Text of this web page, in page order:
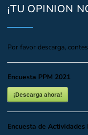
¡TU OPINION
Por favor descarga,
Encuesta PPM 2021
¡Descarga ahora!
Encuesta de Actividades